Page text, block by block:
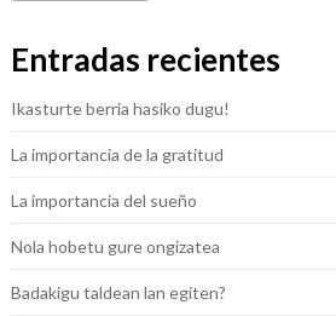
Entradas recientes
Ikasturte berria hasiko dugu!
La importancia de la gratitud
La importancia del sueño
Nola hobetu gure ongizatea
Badakigu taldean lan egiten?